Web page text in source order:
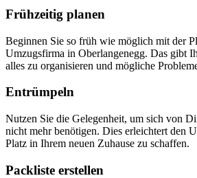
Frühzeitig planen
Beginnen Sie so früh wie möglich mit der
Umzugsfirma in Oberlangenegg. Das gibt
alles zu organisieren und mögliche
Entrümpeln
Nutzen Sie die Gelegenheit, um sich von
nicht mehr benötigen. Dies erleichtert den
Platz in Ihrem neuen Zuhause zu schaffen.
Packliste erstellen